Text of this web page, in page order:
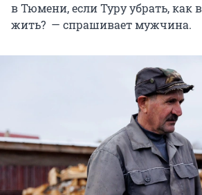
в Тюмени, если Туру убрать, как
жить? — спрашивает мужчина.